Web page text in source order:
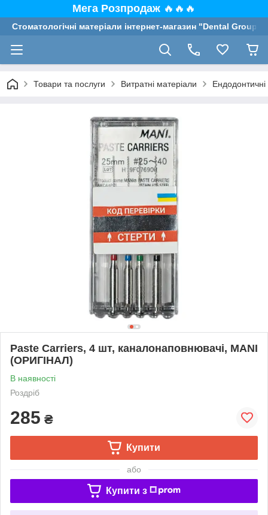
Мега Розпродаж 🔥🔥🔥
Стоматологічні матеріали інтернет-магазин "Dental Group"
Товари та послуги Витратні матеріали Ендодонтичні
Paste Carriers, 4 шт, каналонаповнювачі, MANI
(ОРИГІНАЛ)
В наявності
Роздріб
285 ₴
Купити
або
Купити з